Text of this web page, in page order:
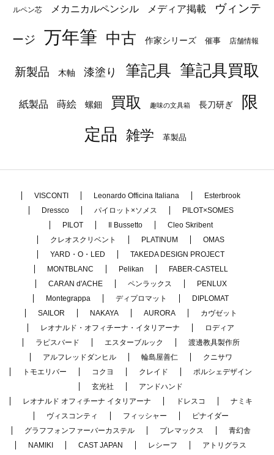
ルペン芯 メカニカルペンシル メディア掲載 ヴィンテ
ージ 万年筆 中古 作家シリーズ 催事 店舗情報
新製品 木軸 漆塗り 筆記具 筆記具買取
紙製品 蒔絵 螺鈿 買取 趣味の文具箱 長刀研ぎ
限
定品
雑学 革製品
VISCONTI Leonardo Officina Italiana
Esterbrook
Dressco
パイロット×ソメス
PILOT×SOMES
PILOT
Il Bussetto
Cleo Skribent
クレオスクリベント
PLATINUM
OMAS
YARD・O・LED
TAKEDA DESIGN PROJECT
MONTBLANC
Pelikan
FABER-CASTELL
CARAN d'ACHE
ペンラックス
PENLUX
Montegrappa
ディプロマット
DIPLOMAT
SAILOR
NAKAYA AURORA
カヴゼット
レオナルド・オフィチーナ・イタリアーナ
ロディア
ラピスバード
エスターブルック
渡邊教具製作所
アルフレッドダンヒル
輪島屋善仁
クニサワ
トモエリバー
コクヨ クレイド
ポルシェデザイン
玄光社
アンドハンド
レオナルド オフィチーナ イタリアーナ
ドレスコ
ナミキ
ヴィスコンティ
フィッシャー
ピナイダー
グラフフォンファーバーカステル
プレマックス
青幻舎
NAMIKI
CAST JAPAN レシーフ
アトリグラス